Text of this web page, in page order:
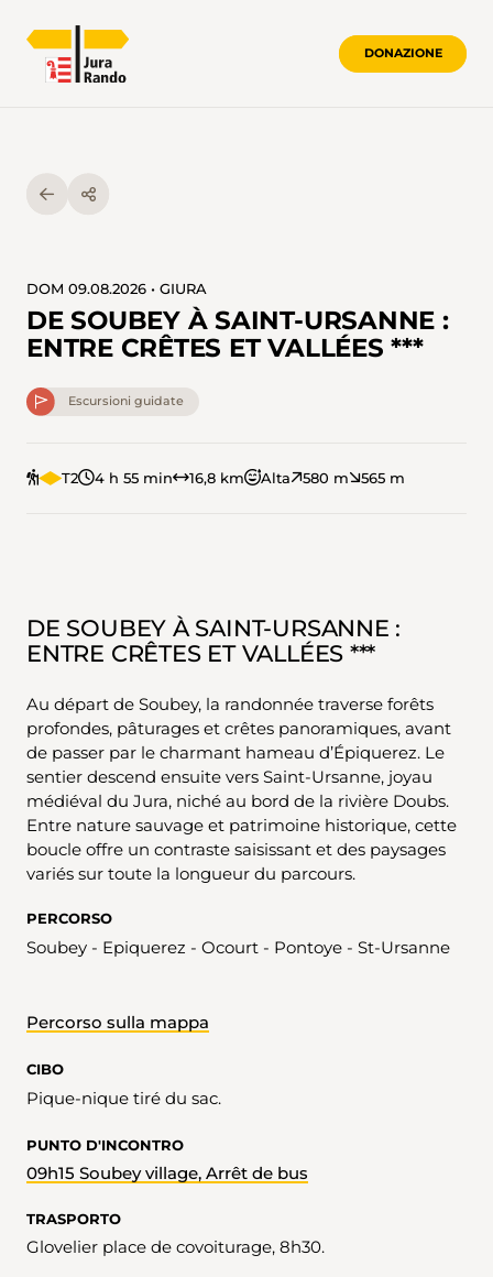
DONAZIONE
DOM 09.08.2026 • GIURA
DE SOUBEY À SAINT-URSANNE :
ENTRE CRÊTES ET VALLÉES ***
Escursioni guidate
T2 4 h 55 min 16,8 km Alta 580 m 565 m
DE SOUBEY À SAINT-URSANNE :
ENTRE CRÊTES ET VALLÉES ***
Au départ de Soubey, la randonnée traverse forêts
profondes, pâturages et crêtes panoramiques, avant
de passer par le charmant hameau d’Épiquerez. Le
sentier descend ensuite vers Saint-Ursanne, joyau
médiéval du Jura, niché au bord de la rivière Doubs.
Entre nature sauvage et patrimoine historique, cette
boucle offre un contraste saisissant et des paysages
variés sur toute la longueur du parcours.
PERCORSO
Soubey - Epiquerez - Ocourt - Pontoye - St-Ursanne
Percorso sulla mappa
CIBO
Pique-nique tiré du sac.
PUNTO D'INCONTRO
09h15 Soubey village, Arrêt de bus
TRASPORTO
Glovelier place de covoiturage, 8h30.